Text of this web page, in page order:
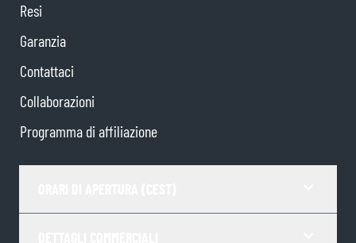
Resi
Garanzia
Contattaci
Collaborazioni
Programma di affiliazione